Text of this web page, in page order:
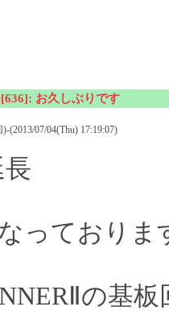
お久しぶりです
(2013/07/04(Thu) 17:19:07)
長
っておりま
の基